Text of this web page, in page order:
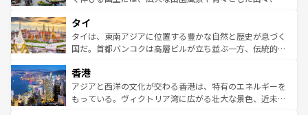
リティに包まれながら、韓国の多彩な魅力を心ゆくまで味
わってみてほしい。 なお、新着の韓国情報はコンテンツ一
覧を参照してほしい。
急速な発展と共に伝統が息づく。ハノイの古い町並みやホ
ーチミン市のフランス統治時代の建物も、独特の雰囲気を
醸し出している。また、バラエティの豊かさとおいしさで
とつ。フォーやバインミー、ベトナムコーヒーなどは、ぜ
ひ現地で味わいたい。どの地域を訪れてもあたたかい人々
が旅行者を迎えてくれるので、きっと忘れられない旅にな
タイ
タイは、東南アジアに位置する豊かな自然と歴史が息づく
国だ。首都バンコクは高層ビルが立ち並ぶ一方、伝統的な
の活気が交差している。北部ではチェンマイなどの山岳地
帯で自然と触れ合い、南部ではプーケットやクラビの美し
いビーチでリゾート気分を楽しむことができる。タイ料理
香港
アジアと西洋の文化が交わる香港は、特有のエネルギーを
もっている。ヴィクトリア湾に広がる壮大な景色、近未来